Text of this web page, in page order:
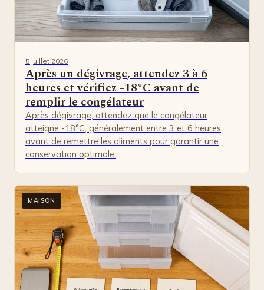
Après un dégivrage, attendez 3 à 6
heures et vérifiez -18°C avant de
remplir le congélateur
5 juillet 2026
Après dégivrage, attendez que le congélateur
atteigne -18°C, généralement entre 3 et 6 heures,
avant de remettre les aliments pour garantir une
conservation optimale.
MAISON